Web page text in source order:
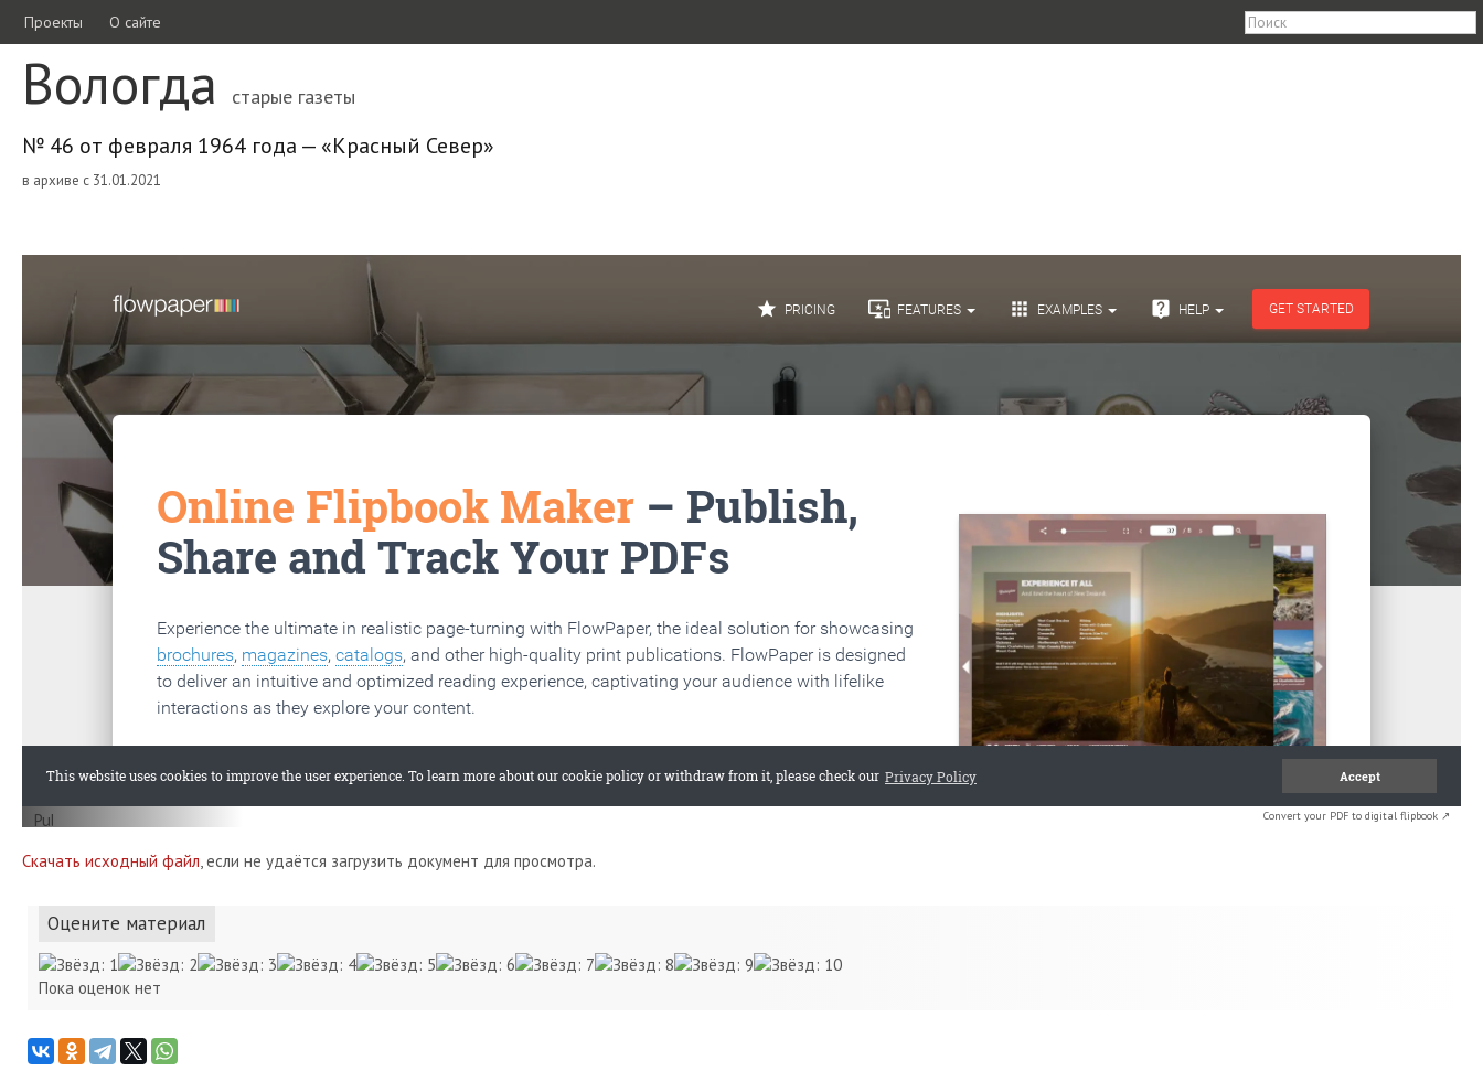
Проекты О сайте
Вологда старые газеты
№ 46 от февраля 1964 года — «Красный Север»
в архиве с 31.01.2021
Convert your PDF to digital flipbook ↗
Скачать исходный файл, если не удаётся загрузить документ для просмотра.
Оцените материал
Пока оценок нет